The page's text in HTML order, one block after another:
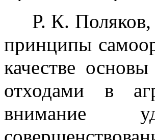
Р. К. Поляков,
принципы
качестве
отходами в
внимание